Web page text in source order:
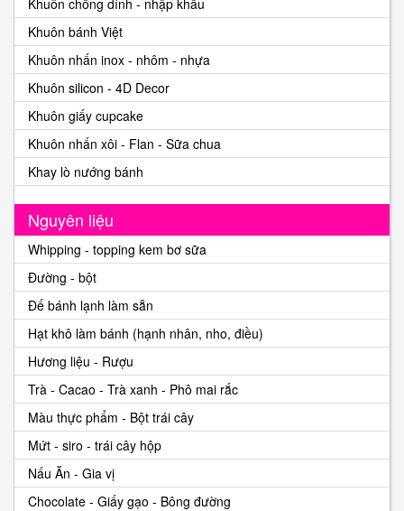
Khuôn bánh Việt
Khuôn nhấn inox - nhôm - nhựa
Khuôn silicon - 4D Decor
Khuôn giấy cupcake
Khuôn nhấn xôi - Flan - Sữa chua
Khay lò nướng bánh
Nguyên liệu
Whipping - topping kem bơ sữa
Đường - bột
Đế bánh lạnh làm sẵn
Hạt khô làm bánh (hạnh nhân, nho, điều)
Hương liệu - Rượu
Trà - Cacao - Trà xanh - Phô mai rắc
Màu thực phẩm - Bột trái cây
Mứt - siro - trái cây hộp
Nấu Ăn - Gia vị
Chocolate - Giấy gạo - Bông đường